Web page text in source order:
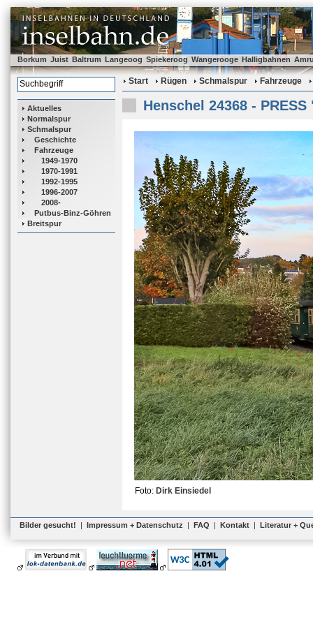
Borkum Juist Baltrum Langeoog Spiekeroog Wangerooge Halligbahnen
Aktuelles
Normalspur
Schmalspur
Geschichte
Fahrzeuge
1949-1970
1970-1991
1992-1995
1996-2007
2008-
Putbus-Binz-Göhren
Breitspur
Start Rügen Schmalspur Fahrzeuge
Henschel 24368 - PRESS
Foto: Dirk Einsiedel
Bilder gesucht! | Impressum + Datenschutz | FAQ | Kontakt | Literatur +